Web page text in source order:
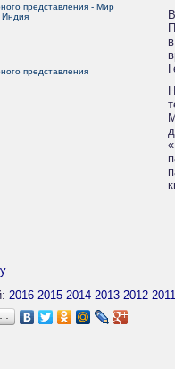
представления - Мир
Индия
представления
2016 2015 2014 2013 2012 2011